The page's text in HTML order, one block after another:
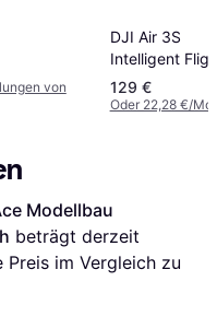
von
DJI Air 3S
Intelligent
Battery
129 €
Oder 22,28 €/
Modellbau